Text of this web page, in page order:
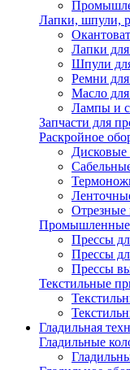
Лапки, шпули,
Лапки
Шпули
Ремни
Масло
Лампы и
Запчасти для
Раскройное
Промышленные
Прессы
Прессы
Прессы
Текстильные
Гладильная
Гладильные